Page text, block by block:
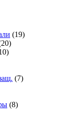
(19)
(7)
(8)